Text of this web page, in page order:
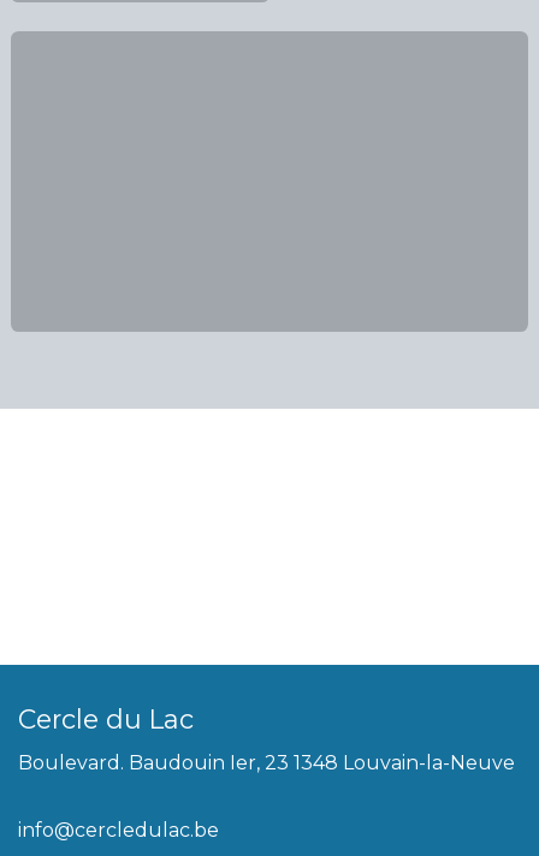
Cercle du Lac
Boulevard. Baudouin Ier, 23 1348 Louvain-la-Neuve
info@cercledulac.be